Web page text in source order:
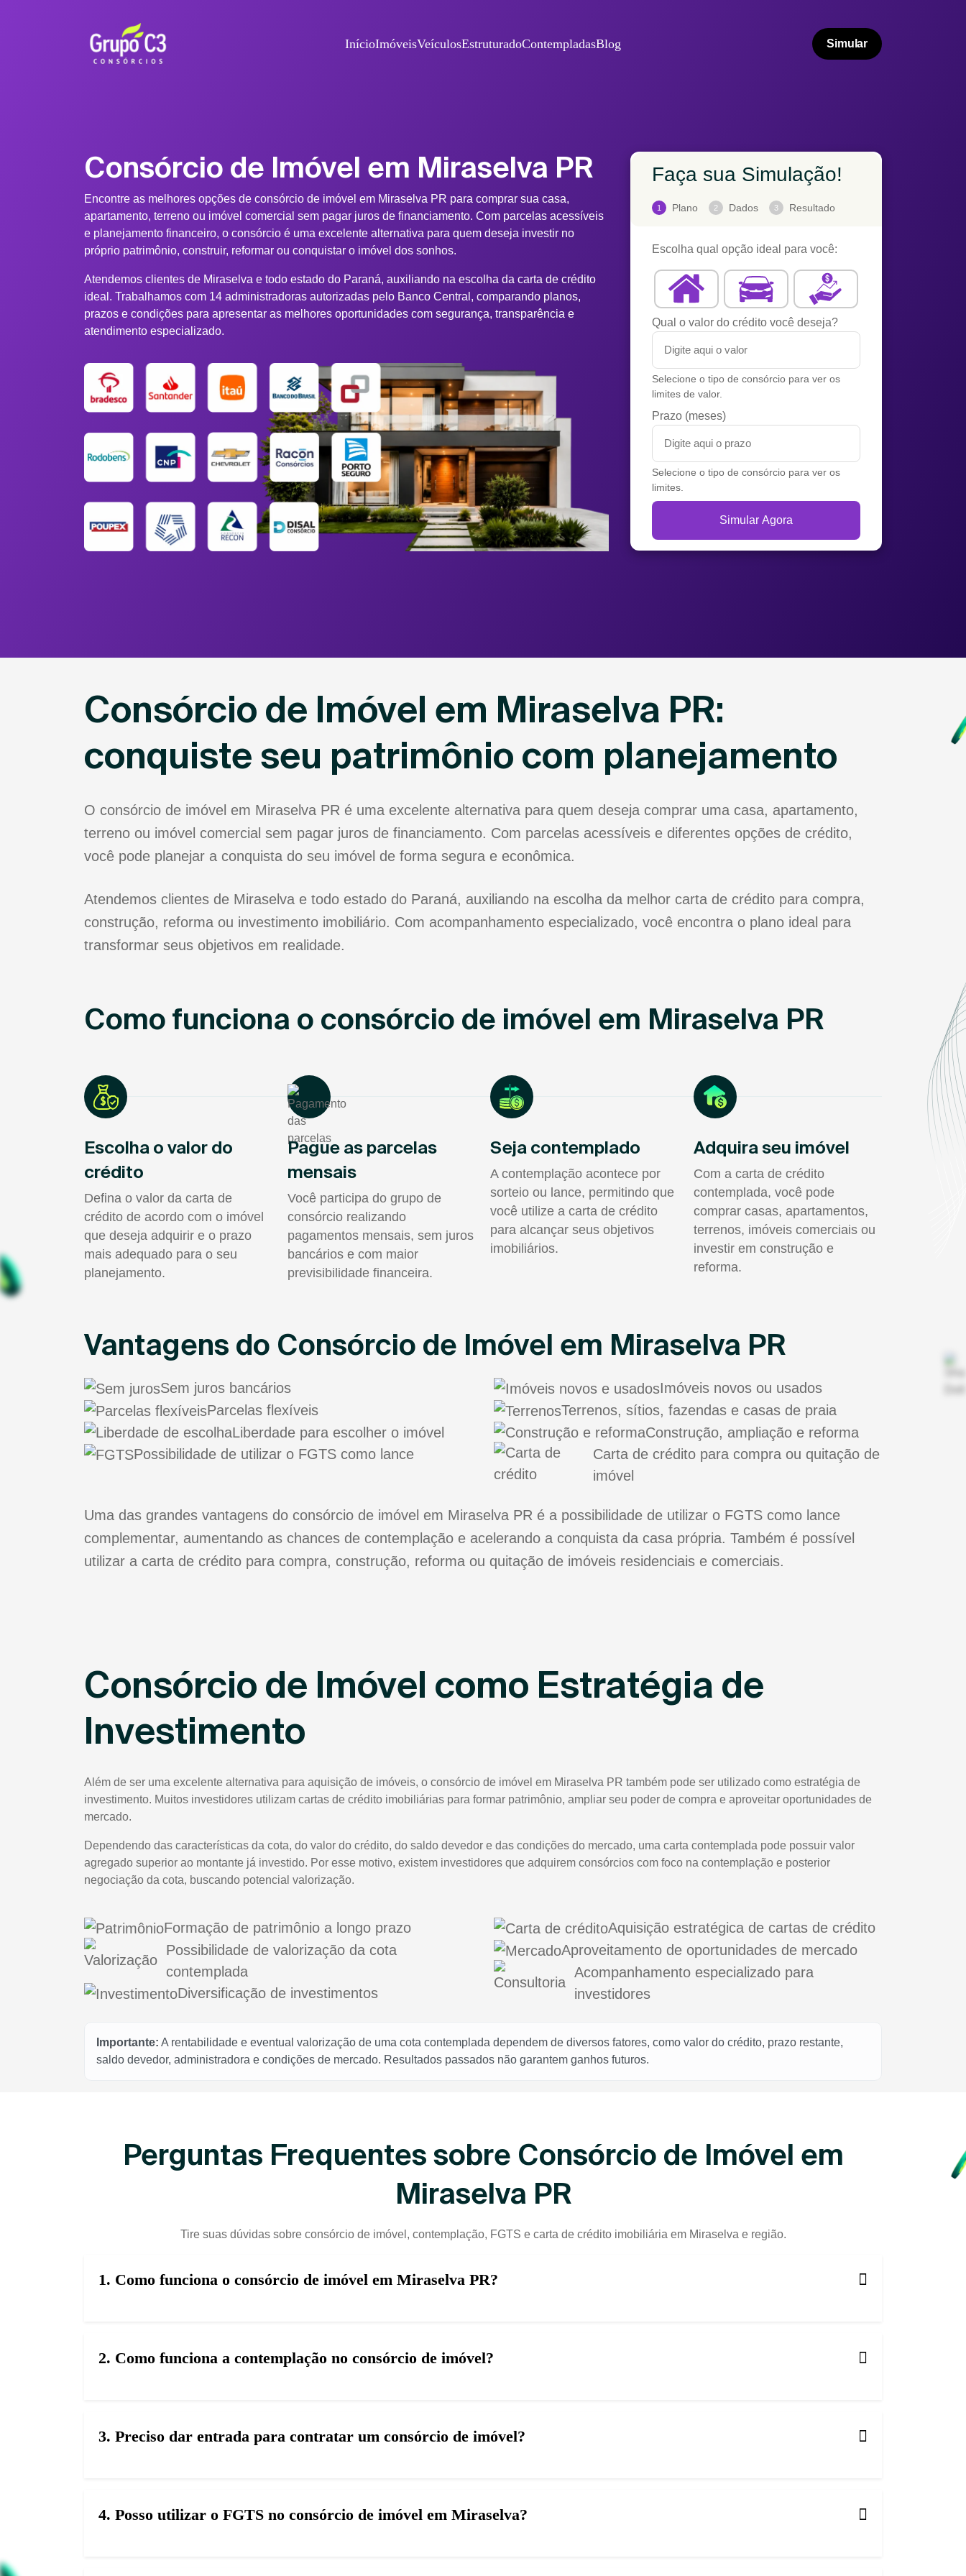
InícioImóveisVeículosEstruturadoContempladasBlog Simular
Consórcio de Imóvel em Miraselva PR
Encontre as melhores opções de consórcio de imóvel em Miraselva PR para comprar sua casa,
apartamento, terreno ou imóvel comercial sem pagar juros de financiamento. Com parcelas acessíveis
e planejamento financeiro, o consórcio é uma excelente alternativa para quem deseja investir no
próprio patrimônio, construir, reformar ou conquistar o imóvel dos sonhos.
Atendemos clientes de Miraselva e todo estado do Paraná, auxiliando na escolha da carta de crédito
ideal. Trabalhamos com 14 administradoras autorizadas pelo Banco Central, comparando planos,
prazos e condições para apresentar as melhores oportunidades com segurança, transparência e
atendimento especializado.
Faça sua Simulação!
1 Plano 2 Dados 3 Resultado
Escolha qual opção ideal para você:
Qual o valor do crédito você deseja?
Selecione o tipo de consórcio para ver os
limites de valor.
Prazo (meses)
Selecione o tipo de consórcio para ver os
limites.
Simular Agora
Consórcio de Imóvel em Miraselva PR:
conquiste seu patrimônio com planejamento
O consórcio de imóvel em Miraselva PR é uma excelente alternativa para quem deseja comprar uma casa, apartamento,
terreno ou imóvel comercial sem pagar juros de financiamento. Com parcelas acessíveis e diferentes opções de crédito,
você pode planejar a conquista do seu imóvel de forma segura e econômica.
Atendemos clientes de Miraselva e todo estado do Paraná, auxiliando na escolha da melhor carta de crédito para compra,
construção, reforma ou investimento imobiliário. Com acompanhamento especializado, você encontra o plano ideal para
transformar seus objetivos em realidade.
Como funciona o consórcio de imóvel em Miraselva PR
Escolha o valor do
crédito
Defina o valor da carta de
crédito de acordo com o imóvel
que deseja adquirir e o prazo
mais adequado para o seu
planejamento.
Pague as parcelas
mensais
Você participa do grupo de
consórcio realizando
pagamentos mensais, sem juros
bancários e com maior
previsibilidade financeira.
Seja contemplado
A contemplação acontece por
sorteio ou lance, permitindo que
você utilize a carta de crédito
para alcançar seus objetivos
imobiliários.
Adquira seu imóvel
Com a carta de crédito
contemplada, você pode
comprar casas, apartamentos,
terrenos, imóveis comerciais ou
investir em construção e
reforma.
Vantagens do Consórcio de Imóvel em Miraselva PR
Sem juros bancários
Parcelas flexíveis
Liberdade para escolher o imóvel
Possibilidade de utilizar o FGTS como lance
Imóveis novos ou usados
Terrenos, sítios, fazendas e casas de praia
Construção, ampliação e reforma
Carta de crédito para compra ou quitação de
imóvel
Uma das grandes vantagens do consórcio de imóvel em Miraselva PR é a possibilidade de utilizar o FGTS como lance
complementar, aumentando as chances de contemplação e acelerando a conquista da casa própria. Também é possível
utilizar a carta de crédito para compra, construção, reforma ou quitação de imóveis residenciais e comerciais.
Consórcio de Imóvel como Estratégia de
Investimento
Além de ser uma excelente alternativa para aquisição de imóveis, o consórcio de imóvel em Miraselva PR também pode ser utilizado como estratégia de
investimento. Muitos investidores utilizam cartas de crédito imobiliárias para formar patrimônio, ampliar seu poder de compra e aproveitar oportunidades de
mercado.
Dependendo das características da cota, do valor do crédito, do saldo devedor e das condições do mercado, uma carta contemplada pode possuir valor
agregado superior ao montante já investido. Por esse motivo, existem investidores que adquirem consórcios com foco na contemplação e posterior
negociação da cota, buscando potencial valorização.
Formação de patrimônio a longo prazo
Possibilidade de valorização da cota
contemplada
Diversificação de investimentos
Aquisição estratégica de cartas de crédito
Aproveitamento de oportunidades de mercado
Acompanhamento especializado para
investidores
Importante: A rentabilidade e eventual valorização de uma cota contemplada dependem de diversos fatores, como valor do crédito, prazo restante,
saldo devedor, administradora e condições de mercado. Resultados passados não garantem ganhos futuros.
Perguntas Frequentes sobre Consórcio de Imóvel em
Miraselva PR
Tire suas dúvidas sobre consórcio de imóvel, contemplação, FGTS e carta de crédito imobiliária em Miraselva e região.
1. Como funciona o consórcio de imóvel em Miraselva PR?
2. Como funciona a contemplação no consórcio de imóvel?
3. Preciso dar entrada para contratar um consórcio de imóvel?
4. Posso utilizar o FGTS no consórcio de imóvel em Miraselva?